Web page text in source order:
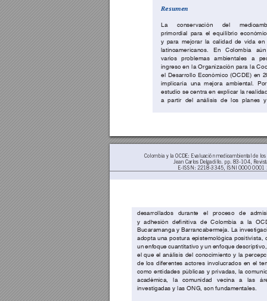
Resumen
La conservación del medi
primordial para el equilibrio económic
y para mejorar la calidad de vida en
latinoamericanos. En Colombia
varios problemas ambientales a
ingreso en l a Organización para la C
el Desarro llo Económico (OCDE) en
implicaría una mejora ambiental.
estudio se centra en explicar la real
a partir del análisis de l os planes
Colombia y la OCDE: Evaluación medioambiental de
Jean Carlos Delgadillo. pp. 83-104,
E-ISSN: 2218-3345, ISNI 0000
desarrollados durante el proceso de admis
y adhesión denitiva de Colombia a la
Bucaramanga y Barrancabermeja. La investigac
adopta una postura epistemológica positivista,
un enfoque cuantitativo y un enfoque descripti
el que el análisis del conocimiento y la percep
de los diferentes actores involucrados en el
como entidades públicas y privadas, la comuni
académica, la comunidad vecina a las á
investigadas y las ONG, son fundamentales.